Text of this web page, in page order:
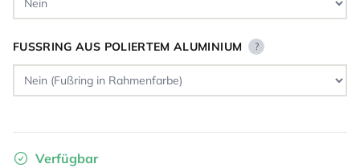
FUSSRING AUS POLIERTEM ALUMINIUM ?
Verfügbar